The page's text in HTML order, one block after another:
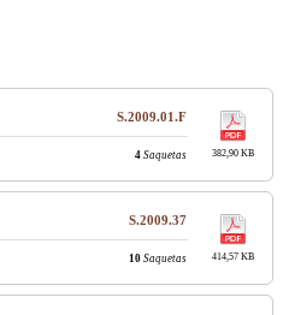
S.2009.01.F
382,90 KB
4 Saquetas
S.2009.37
414,57 KB
10 Saquetas